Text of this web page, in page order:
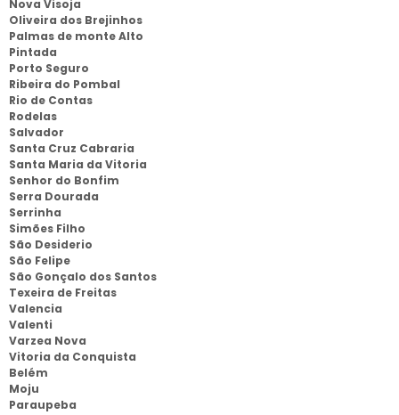
Nova Visoja
Oliveira dos Brejinhos
Palmas de monte Alto
Pintada
Porto Seguro
Ribeira do Pombal
Rio de Contas
Rodelas
Salvador
Santa Cruz Cabraria
Santa Maria da Vitoria
Senhor do Bonfim
Serra Dourada
Serrinha
Simões Filho
São Desiderio
São Felipe
São Gonçalo dos Santos
Texeira de Freitas
Valencia
Valenti
Varzea Nova
Vitoria da Conquista
Belém
Moju
Paraupeba